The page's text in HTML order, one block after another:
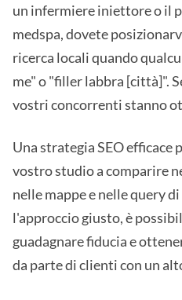
un infermiere iniettore o il
medspa, dovete
ricerca locali quando
me" o "filler labbra [città]".
vostri concorrenti stanno
Una strategia SEO efficace
vostro studio a comparire
nelle mappe e nelle query
l'approccio giusto, è
guadagnare fiducia e
da parte di clienti con un